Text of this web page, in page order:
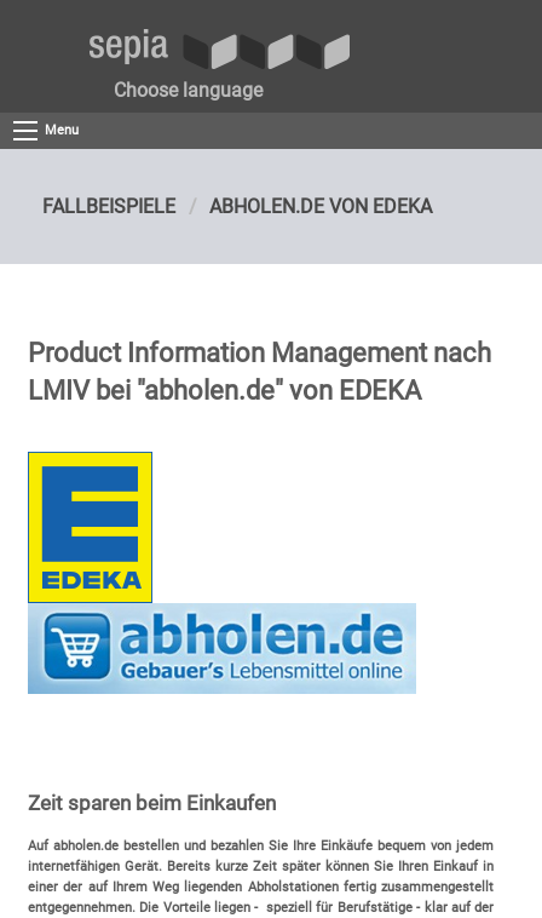
Choose language
Menu
FALLBEISPIELE ABHOLEN.DE VON EDEKA
Product Information Management nach
LMIV bei "abholen.de" von EDEKA
Zeit sparen beim Einkaufen
Auf abholen.de bestellen und bezahlen Sie Ihre Einkäufe bequem von jedem
internetfähigen Gerät. Bereits kurze Zeit später können Sie Ihren Einkauf in
einer der auf Ihrem Weg liegenden Abholstationen fertig zusammengestellt
entgegennehmen. Die Vorteile liegen - speziell für Berufstätige - klar auf der